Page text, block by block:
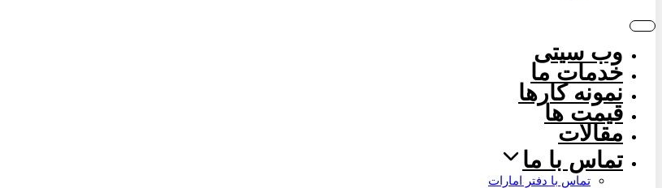
وب سیتی
خدمات ما
نمونه کارها
قیمت ها
مقالات
تماس با ما
تماس با دفتر امارات